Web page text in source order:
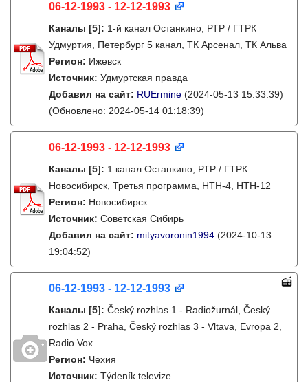
06-12-1993 - 12-12-1993
Каналы [5]: 1-й канал Останкино, РТР / ГТРК
Удмуртия, Петербург 5 канал, ТК Арсенал, ТК Альва
Регион: Ижевск
Источник: Удмуртская правда
Добавил на сайт: RUErmine (2024-05-13 15:33:39)
(Обновлено: 2024-05-14 01:18:39)
06-12-1993 - 12-12-1993
Каналы [5]: 1 канал Останкино, РТР / ГТРК
Новосибирск, Третья программа, НТН-4, НТН-12
Регион: Новосибирск
Источник: Советская Сибирь
Добавил на сайт: mityavoronin1994 (2024-10-13
19:04:52)
06-12-1993 - 12-12-1993
Каналы [5]: Český rozhlas 1 - Radiožurnál, Český
rozhlas 2 - Praha, Český rozhlas 3 - Vltava, Evropa 2,
Radio Vox
Регион: Чехия
Источник: Týdeník televize